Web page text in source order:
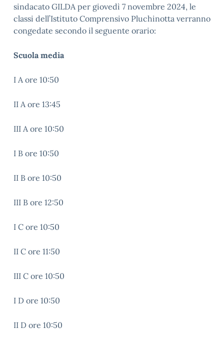
sindacato GILDA per giovedì 7 novembre 2024, le
classi dell’Istituto Comprensivo Pluchinotta verranno
congedate secondo il seguente orario:
Scuola media
I A ore 10:50
II A ore 13:45
III A ore 10:50
I B ore 10:50
II B ore 10:50
III B ore 12:50
I C ore 10:50
II C ore 11:50
III C ore 10:50
I D ore 10:50
II D ore 10:50